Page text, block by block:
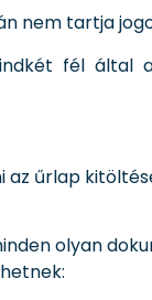
nem tartja
fél által
az űrlap
olyan